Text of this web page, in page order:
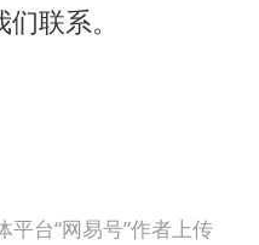
联系。
台“网易号”作者上传